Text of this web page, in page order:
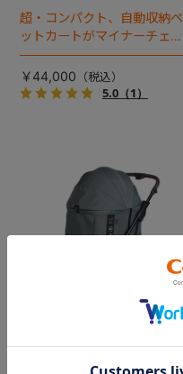
超・コンパクト、自動収納ペ
ットカートがマイナーチェン
ジ！
￥44,000
5.0（1）